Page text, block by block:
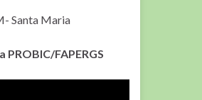
Santa Maria
FAPERGS